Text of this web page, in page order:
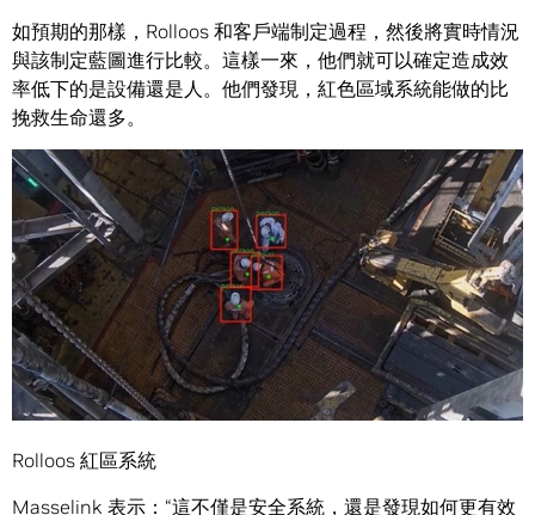
如預期的那樣，Rolloos 和客戶端制定過程，然後將實時情況
與該制定藍圖進行比較。這樣一來，他們就可以確定造成效
率低下的是設備還是人。他們發現，紅色區域系統能做的比
挽救生命還多。
Rolloos 紅區系統
Masselink 表示：“這不僅是安全系統，還是發現如何更有效